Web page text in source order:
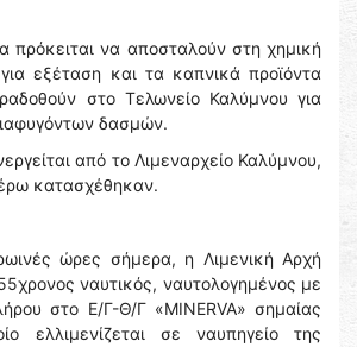
πρόκειται να αποσταλούν στη χημική
εξέταση και τα καπνικά προϊόντα
στο Τελωνείο Καλύμνου για
δασμών.
από το Λιμεναρχείο Καλύμνου,
κατασχέθηκαν.
ώρες σήμερα, η Λιμενική Αρχή
ναυτικός, ναυτολογημένος με
στο Ε/Γ-Θ/Γ «MINERVA» σημαίας
ελλιμενίζεται σε ναυπηγείο της